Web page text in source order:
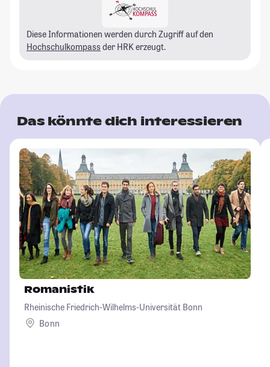
Diese Informationen werden durch Zugriff auf den
Hochschulkompass der HRK erzeugt.
Das könnte dich interessieren
Romanistik
Rheinische Friedrich-Wilhelms-Universität Bonn
Bonn